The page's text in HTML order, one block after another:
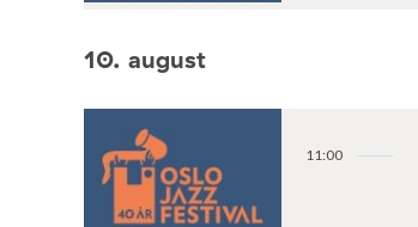
10. august
11:00